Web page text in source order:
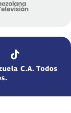
C.A. Todos